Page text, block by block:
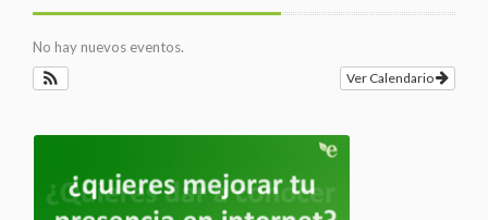
No hay nuevos eventos.
Ver Calendario